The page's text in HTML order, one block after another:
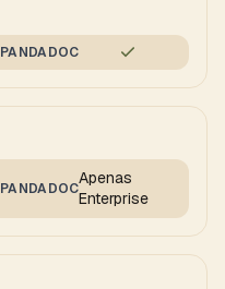
PANDADOC
PANDADOC
Apenas
Enterprise